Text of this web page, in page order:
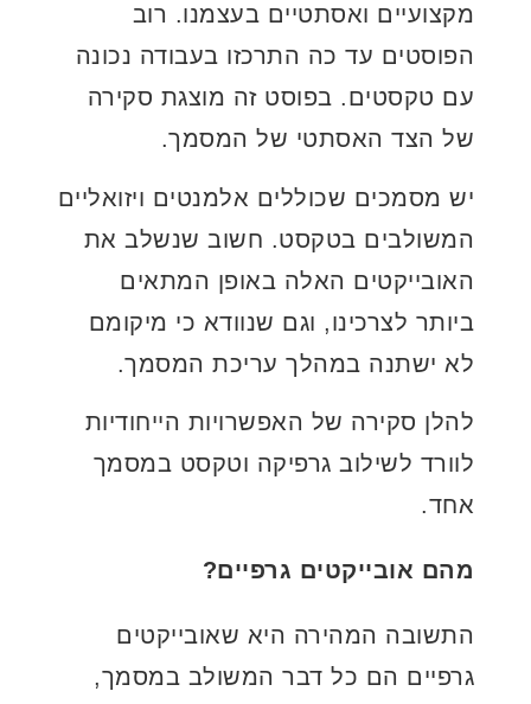
מקצועיים ואסתטיים בעצמנו. רוב
הפוסטים עד כה התרכזו בעבודה נכונה
עם טקסטים. בפוסט זה מוצגת סקירה
של הצד האסתטי של המסמך.
יש מסמכים שכוללים אלמנטים ויזואליים
המשולבים בטקסט. חשוב שנשלב את
האובייקטים האלה באופן המתאים
ביותר לצרכינו, וגם שנוודא כי מיקומם
לא ישתנה במהלך עריכת המסמך.
להלן סקירה של האפשרויות הייחודיות
לוורד לשילוב גרפיקה וטקסט במסמך
אחד.
מהם אובייקטים גרפיים?
התשובה המהירה היא שאובייקטים
גרפיים הם כל דבר המשולב במסמך,